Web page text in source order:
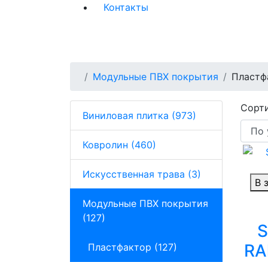
Контакты
Модульные ПВХ покрытия
Виниловая плитка (973)
Ковролин (460)
Искусственная трава (3)
Модульные ПВХ покрытия
(127)
Пластфактор (127)
В